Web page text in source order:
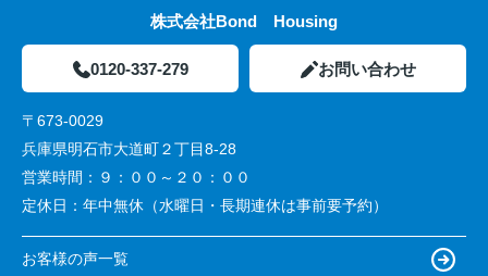
株式会社Bond Housing
0120-337-279 お問い合わせ
〒673-0029
兵庫県明石市大道町２丁目8-28
営業時間： ９：００～２０：００
定休日： 年中無休（水曜日・長期連休は事前要予約）
お客様の声一覧